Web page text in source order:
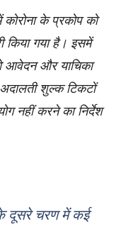
कोरोना के प्रकोप को
किया गया है। इसमें
आवेदन और याचिका
शुल्क टिकटों
नहीं करने का निर्देश
के दूसरे चरण में कई